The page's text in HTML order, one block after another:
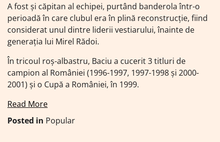
A fost și căpitan al echipei, purtând banderola într-o
perioadă în care clubul era în plină reconstrucție, fiind
considerat unul dintre liderii vestiarului, înainte de
generația lui Mirel Rădoi.
În tricoul roș-albastru, Baciu a cucerit 3 titluri de
campion al României (1996-1997, 1997-1998 și 2000-
2001) și o Cupă a României, în 1999.
Read More
Posted in Popular